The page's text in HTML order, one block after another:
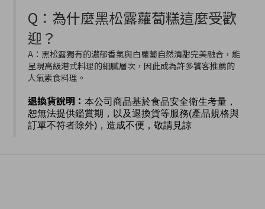
Q：為什麼黑松露蘿蔔糕這麼受歡
迎？
A：黑松露獨有的濃郁香氣與白蘿蔔自然清甜完美融合，能
呈現高級港式料理的細膩層次，因此成為許多饕客推薦的
人氣素食料理。
退換貨說明： 本公司商品基於食品安全衛生考量，
恕無法提供鑑賞期，以及退換貨等服務(產品規格與
訂單不符者除外) ，造成不便，敬請見諒